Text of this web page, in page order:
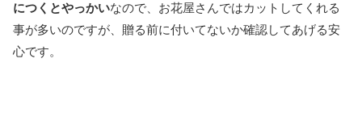
につくとやっかいなので、お花屋さんではカットしてくれる
事が多いのですが、贈る前に付いてないか確認してあげる安
心です。